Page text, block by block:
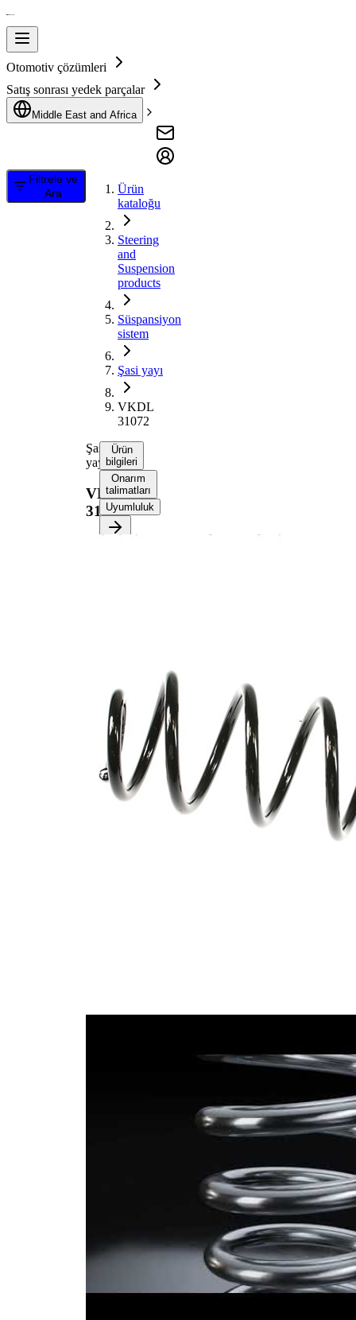
Otomotiv çözümleri
Satış sonrası yedek parçalar
Middle East and Africa
Filtrele ve
Ara
Ürün
kataloğu
Steering
and
Suspension
products
Süspansiyon
sistem
Şasi yayı
VKDL
31072
Şasi
yayı
VKDL
31072
Ürün
bilgileri
Onarım
talimatları
Uyumluluk
sahip yay
cıvatası
Dış çap
110 mm
İlave
ürün/
İlave
açıklama
kovansız
Vida
dişlerinin